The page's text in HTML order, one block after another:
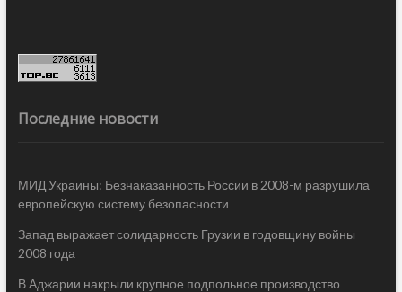
Последние новости
МИД Украины: Безнаказанность России в 2008-м разрушила
европейскую систему безопасности
Запад выражает солидарность Грузии в годовщину войны
2008 года
В Аджарии накрыли крупное подпольное производство